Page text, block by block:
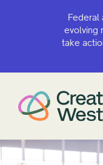
Federal
evolving
take